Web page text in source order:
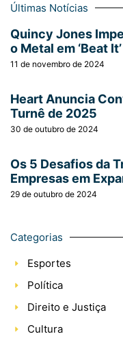
Últimas Notícias
Quincy Jones
o Metal em ‘Beat It’
11 de novembro de 2024
Heart Anuncia
Turnê de 2025
30 de outubro de 2024
Os 5 Desafios da
Empresas em
29 de outubro de 2024
Categorias
Esportes
Política
Direito e Justiça
Cultura